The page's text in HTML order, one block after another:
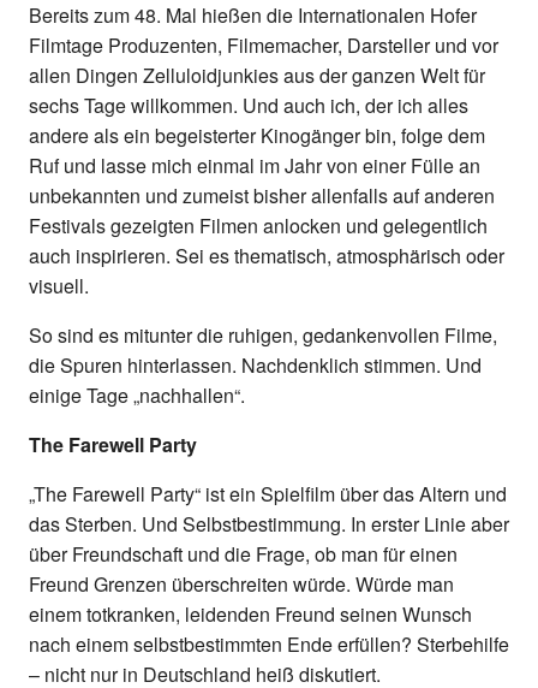
Bereits zum 48. Mal hießen die Internationalen Hofer
Filmtage Produzenten, Filmemacher, Darsteller und vor
allen Dingen Zelluloidjunkies aus der ganzen Welt für
sechs Tage willkommen. Und auch ich, der ich alles
andere als ein begeisterter Kinogänger bin, folge dem
Ruf und lasse mich einmal im Jahr von einer Fülle an
unbekannten und zumeist bisher allenfalls auf anderen
Festivals gezeigten Filmen anlocken und gelegentlich
auch inspirieren. Sei es thematisch, atmosphärisch oder
visuell.
So sind es mitunter die ruhigen, gedankenvollen Filme,
die Spuren hinterlassen. Nachdenklich stimmen. Und
einige Tage „nachhallen“.
The Farewell Party
„The Farewell Party“ ist ein Spielfilm über das Altern und
das Sterben. Und Selbstbestimmung. In erster Linie aber
über Freundschaft und die Frage, ob man für einen
Freund Grenzen überschreiten würde. Würde man
einem totkranken, leidenden Freund seinen Wunsch
nach einem selbstbestimmten Ende erfüllen? Sterbehilfe
– nicht nur in Deutschland heiß diskutiert.